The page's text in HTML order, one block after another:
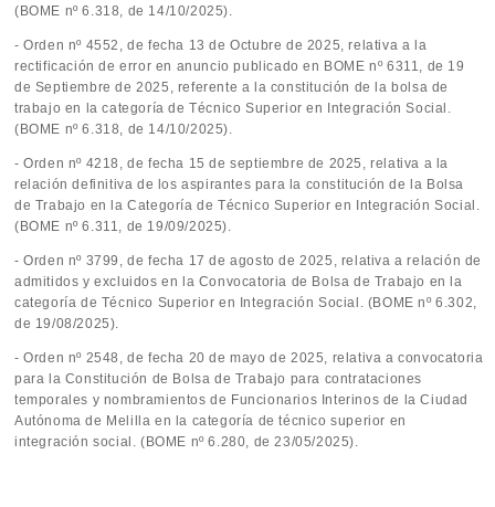
(BOME nº 6.318, de 14/10/2025).
- Orden nº 4552, de fecha 13 de Octubre de 2025, relativa a la
rectificación de error en anuncio publicado en BOME nº 6311, de 19
de Septiembre de 2025, referente a la constitución de la bolsa de
trabajo en la categoría de Técnico Superior en Integración Social.
(BOME nº 6.318, de 14/10/2025).
- Orden nº 4218, de fecha 15 de septiembre de 2025, relativa a la
relación definitiva de los aspirantes para la constitución de la Bolsa
de Trabajo en la Categoría de Técnico Superior en Integración Social.
(BOME nº 6.311, de 19/09/2025).
- Orden nº 3799, de fecha 17 de agosto de 2025, relativa a relación de
admitidos y excluidos en la Convocatoria de Bolsa de Trabajo en la
categoría de Técnico Superior en Integración Social. (BOME nº 6.302,
de 19/08/2025).
- Orden nº 2548, de fecha 20 de mayo de 2025, relativa a convocatoria
para la Constitución de Bolsa de Trabajo para contrataciones
temporales y nombramientos de Funcionarios Interinos de la Ciudad
Autónoma de Melilla en la categoría de técnico superior en
integración social. (BOME nº 6.280, de 23/05/2025).